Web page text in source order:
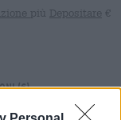
più Depositare €
(6)